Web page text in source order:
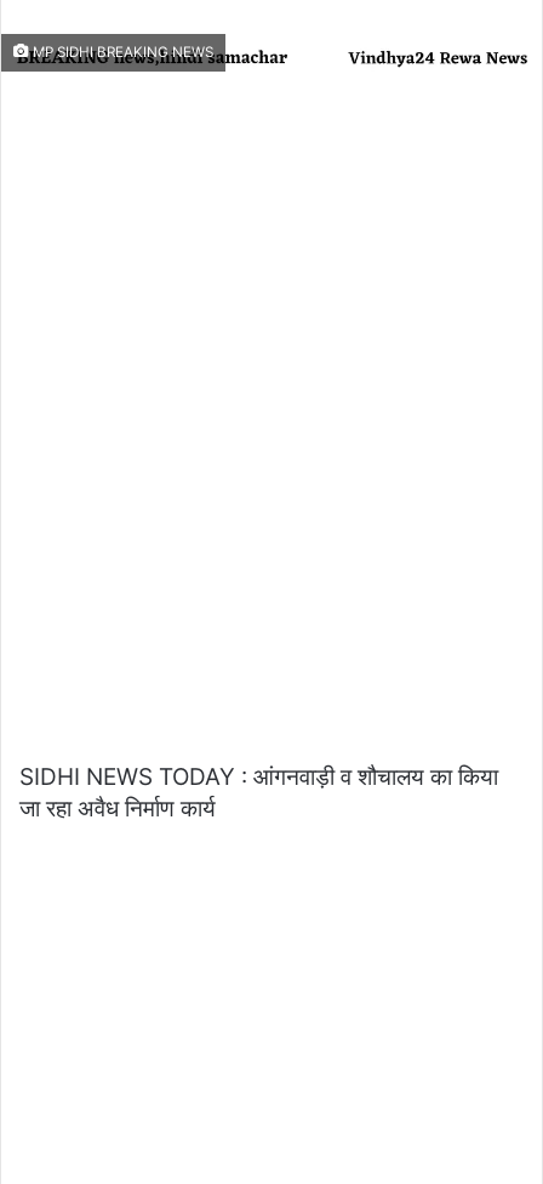
MP SIDHI BREAKING NEWS
SIDHI NEWS TODAY : आंगनवाड़ी व शौचालय का किया
जा रहा अवैध निर्माण कार्य